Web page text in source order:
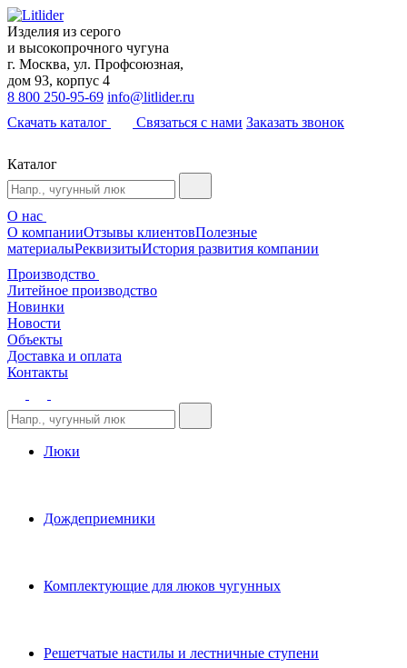
Изделия из серого
и высокопрочного чугуна
г. Москва, ул. Профсоюзная,
дом 93, корпус 4
8 800 250-95-69 info@litlider.ru
Скачать каталог
Связаться с нами Заказать звонок
Каталог
О нас
О компанииОтзывы клиентовПолезные
материалыРеквизитыИстория развития компании
Производство
Литейное производство
Новинки
Новости
Объекты
Доставка и оплата
Контакты
Люки
Дождеприемники
Комплектующие для люков чугунных
Решетчатые настилы и лестничные ступени